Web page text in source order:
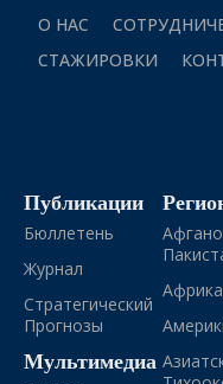
О НАС
СТАЖИРОВКИ
Публикации
Бюллетень
Журнал
Стратегический
Прогнозы
Мультимедиа
Африка